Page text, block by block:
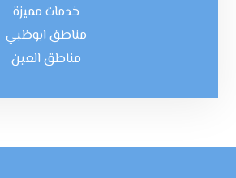
خدمات مميزة
مناطق ابوظبي
مناطق العين